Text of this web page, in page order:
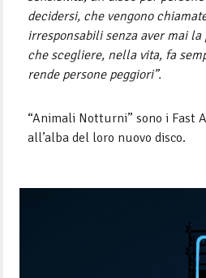
decidersi, che vengono
irresponsabili senza aver mai
che scegliere, nella vita, fa
rende persone peggiori”.
“Animali Notturni” sono i Fast
all’alba del loro nuovo disco.